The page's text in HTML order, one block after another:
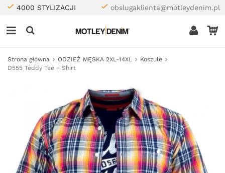
4000 STYLIZACJI obslugaklienta@motleydenim.pl
Strona główna ODZIEŻ MĘSKA 2XL-14XL
Koszule
D555 Teddy Tee + Shirt